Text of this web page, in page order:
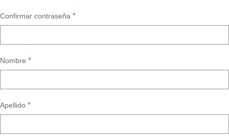
Confirmar contraseña *
Nombre *
Apellido *